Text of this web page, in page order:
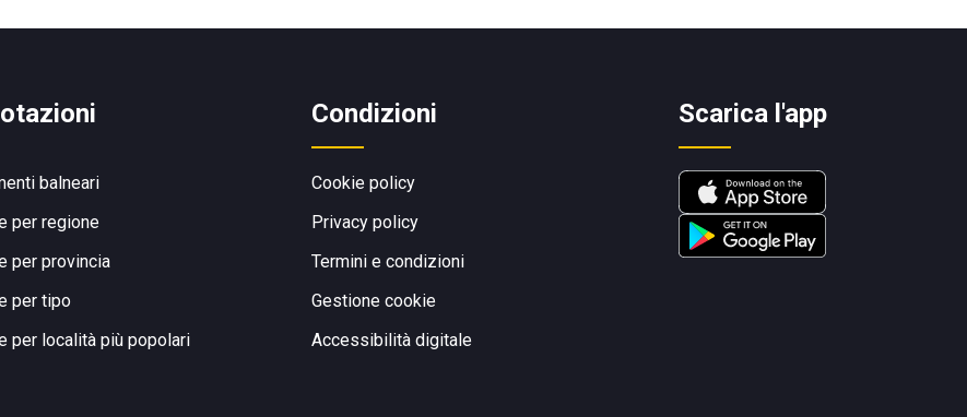
balneari
per regione
per provincia
per tipo
per località più popolari
Condizioni
Cookie policy
Privacy policy
Termini e condizioni
Gestione cookie
Accessibilità digitale
Scarica l'app